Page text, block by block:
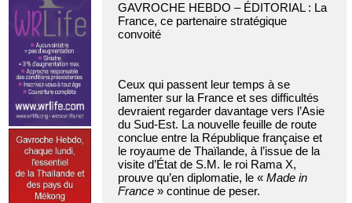
GAVROCHE HEBDO – ÉDITORIAL : La
France, ce partenaire stratégique
convoité
Ceux qui passent leur temps à se
lamenter sur la France et ses difficultés
devraient regarder davantage vers l’Asie
du Sud-Est. La nouvelle feuille de route
conclue entre la République française et
le royaume de Thaïlande, à l’issue de la
visite d’État de S.M. le roi Rama X,
prouve qu’en diplomatie, le « Made in
France » continue de peser.